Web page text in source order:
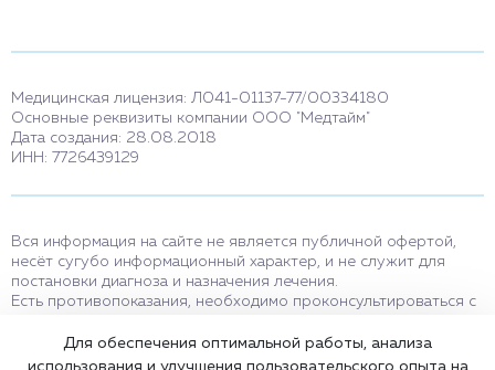
Медицинская лицензия: Л041-01137-77/00334180
Основные реквизиты компании ООО "Медтайм"
Дата создания: 28.08.2018
ИНН: 7726439129
Вся информация на сайте не является публичной офертой,
несёт сугубо информационный характер, и не служит для
постановки диагноза и назначения лечения.
Есть противопоказания, необходимо проконсультироваться с
мессенджерам и в соцсетях носят исключительно
информационный характер и не являются медицинскими
Для обеспечения оптимальной работы, анализа
использования и улучшения пользовательского опыта на